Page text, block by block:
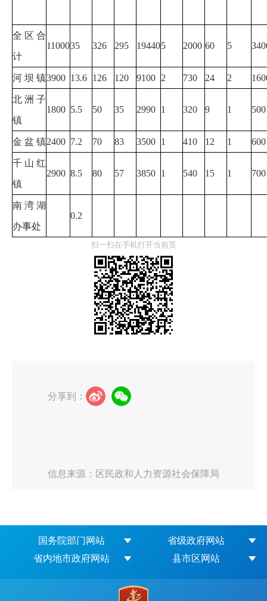
全区合
计
1100035 326 295 194405 2000 60 5
河 坝 镇3900 13.6 126 120 9100 2 730 24 2
北洲子
镇
1800 5.5 50 35 2990 1 320 9 1 500
金 盆 镇2400 7.2 70 83 3500 1 410 12 1 600
千山红
镇
2900 8.5 80 57 3850 1 540 15 1 700
南湾湖
办事处
0.2
扫一扫在手机打开当前页
分享到：
信息来源：区民政和人力资源社会保障局
国务院部门网站
省级政府网站
省内地市政府网站
县市区网站